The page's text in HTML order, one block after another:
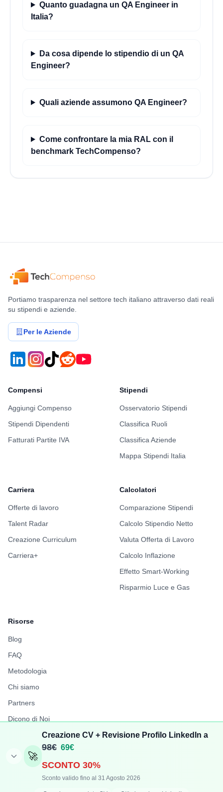
Quanto guadagna un QA Engineer in
Italia?
Da cosa dipende lo stipendio di un QA
Engineer?
Quali aziende assumono QA Engineer?
Come confrontare la mia RAL con il
benchmark TechCompenso?
🚀
Creazione CV + Revisione Profilo LinkedIn a
98€ 69€
SCONTO 30%
Sconto valido fino al 31 Agosto 2026
Portiamo trasparenza nel settore tech italiano attraverso dati reali
su stipendi e aziende.
Per le Aziende
Compensi
Aggiungi Compenso
Stipendi Dipendenti
Fatturati Partite IVA
Stipendi
Osservatorio Stipendi
Classifica Ruoli
Classifica Aziende
Mappa Stipendi Italia
Carriera
Offerte di lavoro
Talent Radar
Creazione Curriculum
Carriera+
Calcolatori
Comparazione Stipendi
Calcolo Stipendio Netto
Valuta Offerta di Lavoro
Calcolo Inflazione
Effetto Smart-Working
Risparmio Luce e Gas
Risorse
Blog
FAQ
Metodologia
Chi siamo
Partners
Dicono di Noi
Report Stipendi 2025
FuffAnnuncio
LiberiPro